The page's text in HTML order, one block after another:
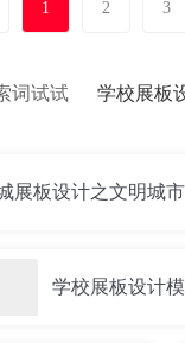
1 2 3
词试试 学校展板
展板设计之文明城市
学校展板设计